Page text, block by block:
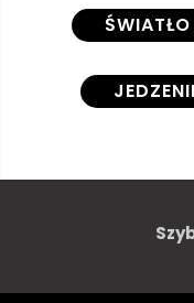
ŚWIATŁO
STILL-
SŁOŃCE